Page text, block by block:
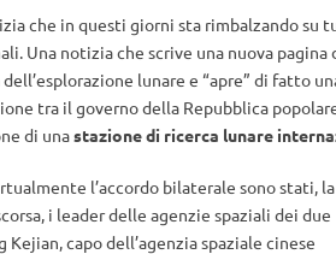
che in questi giorni sta rimbalzando
Una notizia che scrive una nuova
lunare e “apre” di fatto
tra il governo della Repubblica
di unastazione di ricerca lunare
l’accordo bilaterale sono stati, la
i leader delle agenzie spaziali dei due
Kejian, capo dell’agenzia spaziale cinese